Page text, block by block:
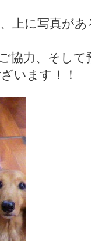
上に写真が
協力、そし
います！！